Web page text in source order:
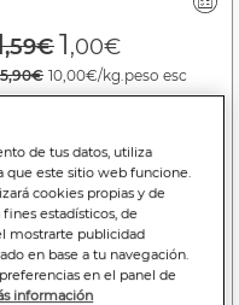
reduced
,59€to
1,00€
10,00€/kg.peso esc
de precio a1.00€
06/26 - 31/08/26)
Añadir a la cesta
de tus datos, utiliza
que este sitio web funcione.
cookies propias y de
estadísticos, de
mostrarte publicidad
en base a tu navegación.
en el panel de
información